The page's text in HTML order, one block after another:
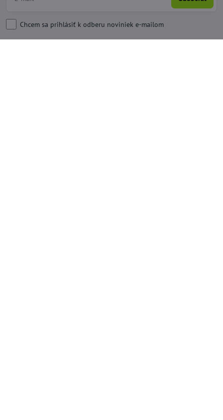
Chcem sa prihlásiť k odberu noviniek e-mailom